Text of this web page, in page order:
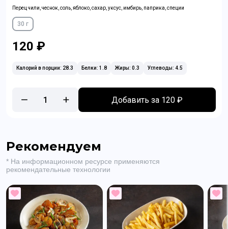
Перец чили, чеснок, соль, яблоко, сахар, уксус, имбирь, паприка, специи
30 г
120 ₽
Калорий в порции: 28.3 Белки: 1.8 Жиры: 0.3 Углеводы: 4.5
1 Добавить за 120 ₽
Рекомендуем
* На информационном ресурсе применяются
рекомендательные технологии